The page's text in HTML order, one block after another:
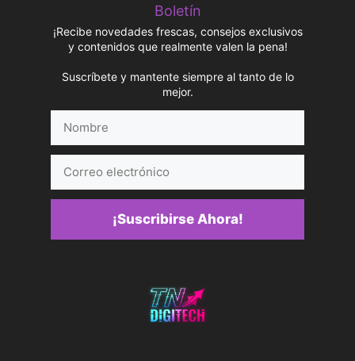
Boletín
¡Recibe novedades frescas, consejos exclusivos
y contenidos que realmente valen la pena!
Suscríbete y mantente siempre al tanto de lo
mejor.
electrónico
¡Suscribirse Ahora!